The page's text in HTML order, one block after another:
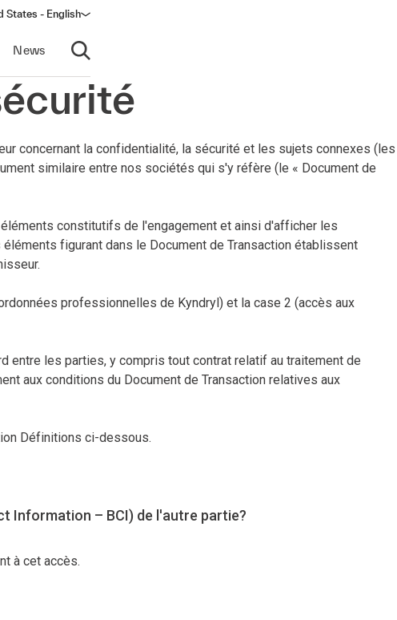
States - English
News
Open search
concernant la confidentialité, la sécurité et les sujets connexes (les
similaire entre nos sociétés qui s'y réfère (le « Document de
constitutifs de l'engagement et ainsi d'afficher les
figurant dans le Document de Transaction établissent
professionnelles de Kyndryl) et la case 2 (accès aux
entre les parties, y compris tout contrat relatif au traitement de
aux conditions du Document de Transaction relatives aux
Définitions ci-dessous.
Information – BCI) de l'autre partie?
à cet accès.